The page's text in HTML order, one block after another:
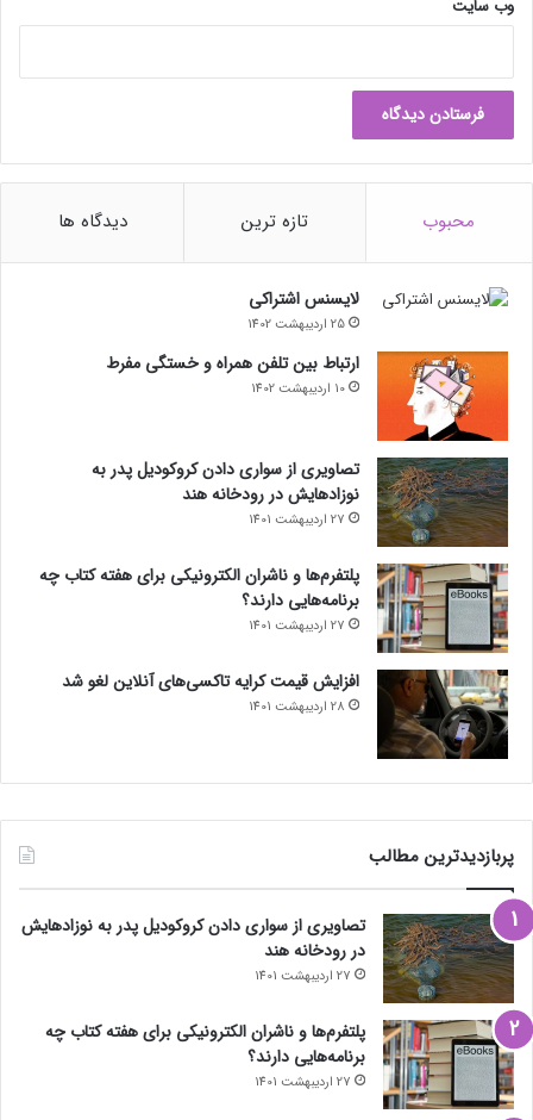
وب‌ سایت
محبوب تازه ترین دیدگاه ها
لایسنس اشتراکی
25 اردیبهشت 1402
ارتباط بین تلفن همراه و خستگی مفرط
10 اردیبهشت 1402
تصاویری از سواری دادن کروکودیل پدر به
نوزادهایش در رودخانه هند
27 اردیبهشت 1401
پلتفرم‌ها و ناشران الکترونیکی برای هفته کتاب چه
برنامه‌هایی دارند؟
27 اردیبهشت 1401
افزایش قیمت کرایه تاکسی‌های آنلاین لغو شد
28 اردیبهشت 1401
پربازدیدترین مطالب
تصاویری از سواری دادن کروکودیل پدر به نوزادهایش
در رودخانه هند
27 اردیبهشت 1401
پلتفرم‌ها و ناشران الکترونیکی برای هفته کتاب چه
برنامه‌هایی دارند؟
27 اردیبهشت 1401